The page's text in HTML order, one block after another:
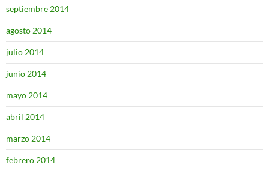
septiembre 2014
agosto 2014
julio 2014
junio 2014
mayo 2014
abril 2014
marzo 2014
febrero 2014